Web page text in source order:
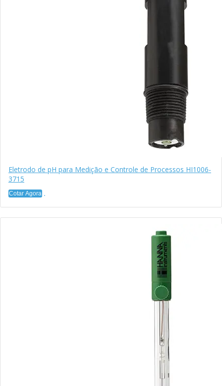
Eletrodo de pH para Medição e Controle de Processos HI1006-
3715
Cotar Agora